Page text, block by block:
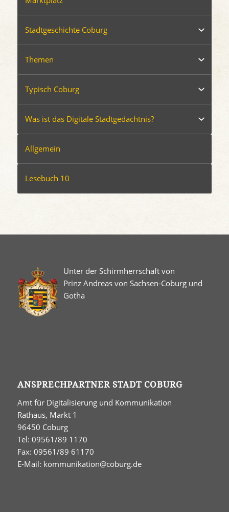
Stadtgeschichte Coburg
Themen
Typisch Coburg
Was ist das Digitale Stadtgedächtnis?
Allgemein
Lesebuch 10
Unter der Schirmherrschaft von
Prinz Andreas von Sachsen-Coburg und
Gotha
ANSPRECHPARTNER STADT COBURG
Amt für Digitalisierung und Kommunikation
Rathaus, Markt 1
96450 Coburg
Tel: 09561/89 1170
Fax: 09561/89 61170
E-Mail: kommunikation@coburg.de